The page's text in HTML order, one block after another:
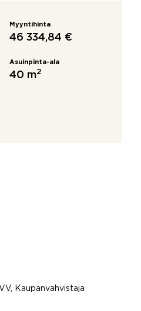
Myyntihinta
46 334,84 €
Asuinpinta-ala
40 m2
Kaupanvahvistaja